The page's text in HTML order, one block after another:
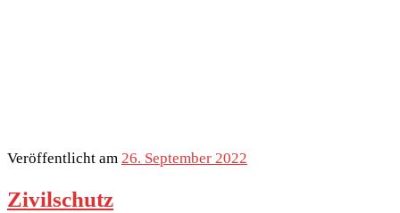
Veröffentlicht am 26. September 2022
Zivilschutz